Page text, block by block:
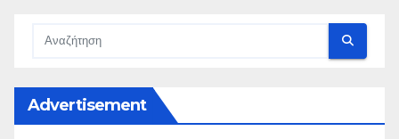
Advertisement